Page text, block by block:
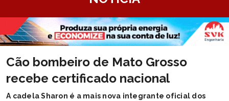
Cão bombeiro de Mato Grosso
recebe certificado nacional
A cadela Sharon é a mais nova integrante oficial dos